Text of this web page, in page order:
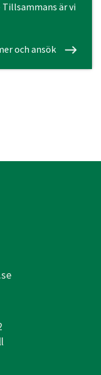
är vi
och ansök